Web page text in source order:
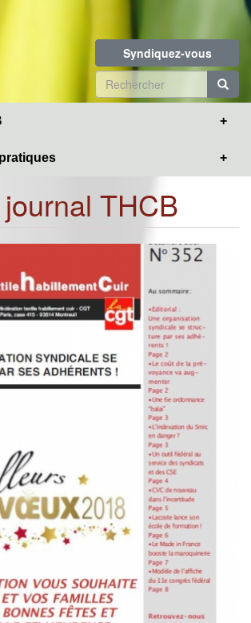
Syndiquez-vous
Formulaire
de
THCB